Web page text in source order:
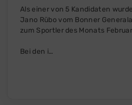
Als einer von 5 Kandidaten
Jano Rübo vom Bonner
zum Sportler des Monats
Bei den i…